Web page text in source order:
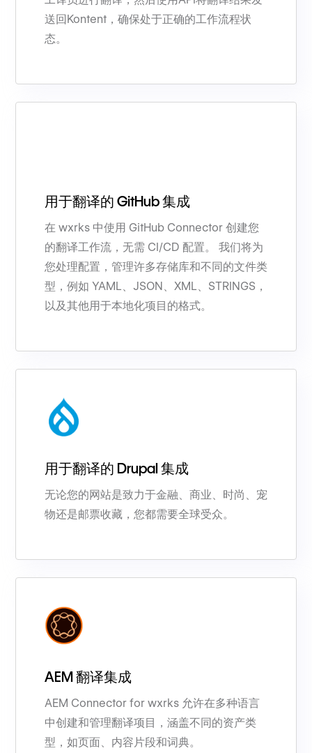
送回Kontent，确保处于正确的工作流程状
态。
用于翻译的 GitHub 集成
在 wxrks 中使用 GitHub Connector 创建您
的翻译工作流，无需 CI/CD 配置。 我们将为
您处理配置，管理许多存储库和不同的文件类
型，例如 YAML、JSON、XML、STRINGS，
以及其他用于本地化项目的格式。
用于翻译的 Drupal 集成
无论您的网站是致力于金融、商业、时尚、宠
物还是邮票收藏，您都需要全球受众。
AEM 翻译集成
AEM Connector for wxrks 允许在多种语言
中创建和管理翻译项目，涵盖不同的资产类
型，如页面、内容片段和词典。